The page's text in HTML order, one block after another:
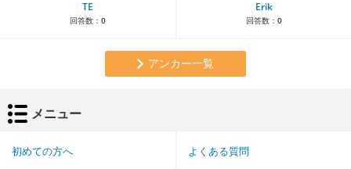
TE
回答数： 0
Erik
回答数： 0
アンカー一覧
メニュー
初めての方へ よくある質問